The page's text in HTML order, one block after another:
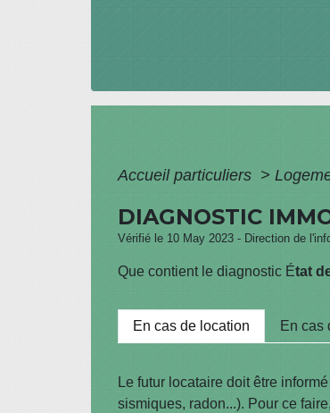
Accueil particuliers >
DIAGNOSTIC
Vérifié le 10 May 2023 - Direction de
Que contient le diagnostic État
En cas de location En cas
Le futur locataire doit être
sismiques, radon...). Pour ce